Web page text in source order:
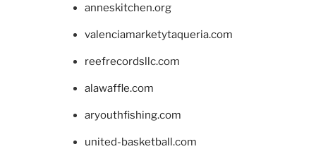
anneskitchen.org
valenciamarketytaqueria.com
reefrecordsllc.com
alawaffle.com
aryouthfishing.com
united-basketball.com